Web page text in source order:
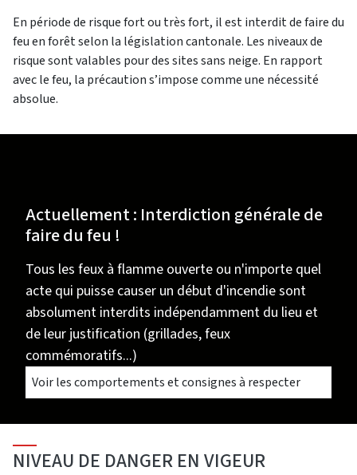
En période de risque fort ou très fort, il est interdit de faire du
feu en forêt selon la législation cantonale. Les niveaux de
risque sont valables pour des sites sans neige. En rapport
avec le feu, la précaution s’impose comme une nécessité
absolue.
Actuellement : Interdiction générale de
faire du feu !
Tous les feux à flamme ouverte ou n'importe quel
acte qui puisse causer un début d'incendie sont
absolument interdits indépendamment du lieu et
de leur justification (grillades, feux
commémoratifs...)
Voir les comportements et consignes à respecter
NIVEAU DE DANGER EN VIGEUR